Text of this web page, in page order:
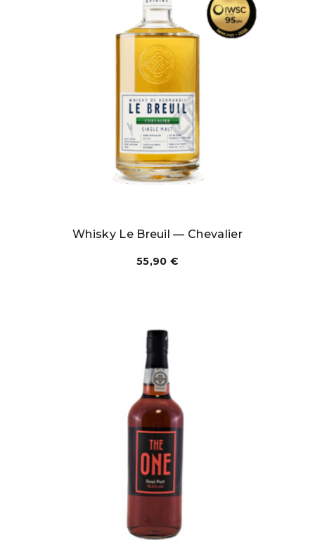
Whisky Le Breuil — Chevalier
55,90 €